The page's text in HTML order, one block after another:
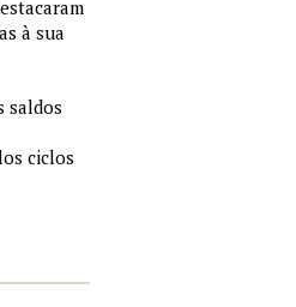
à sua
saldos
ciclos